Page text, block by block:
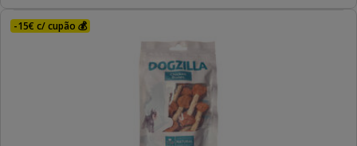
-15€ c/ cupão 💰